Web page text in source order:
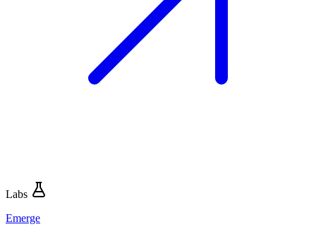
Labs
Emerge